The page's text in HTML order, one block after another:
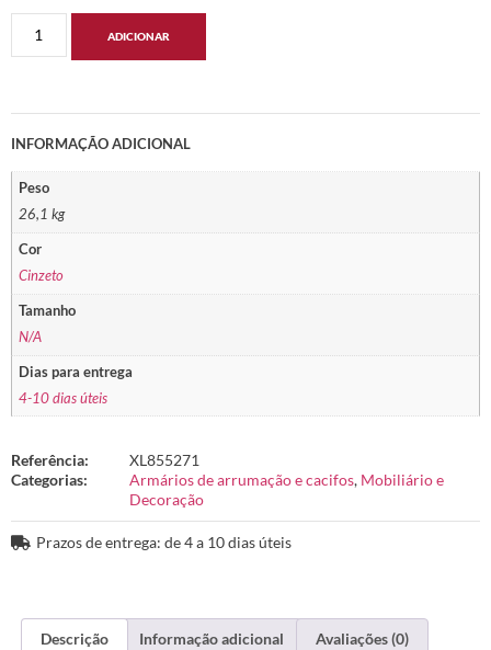
ADICIONAR
INFORMAÇÃO ADICIONAL
Peso
26,1 kg
Cor
Cinzeto
Tamanho
N/A
Dias para entrega
4-10 dias úteis
Referência:
XL855271
Categorias:
Armários de arrumação e cacifos, Mobiliário e
Decoração
Prazos de entrega: de 4 a 10 dias úteis
Descrição Informação adicional Avaliações (0)